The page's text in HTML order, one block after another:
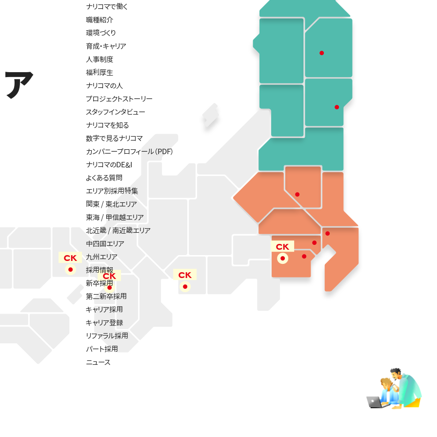
ナリコマで働く
職種紹介
環境づくり
育成・キャリア
人事制度
福利厚生
ナリコマの人
プロジェクトストーリー
スタッフインタビュー
ナリコマを知る
数字で見るナリコマ
カンパニープロフィール（PDF）
ナリコマのDE&I
よくある質問
エリア別採用特集
関東 / 東北エリア
東海 / 甲信越エリア
北近畿 / 南近畿エリア
中四国エリア
九州エリア
採用情報
新卒採用
第二新卒採用
キャリア採用
キャリア登録
リファラル採用
パート採用
ニュース